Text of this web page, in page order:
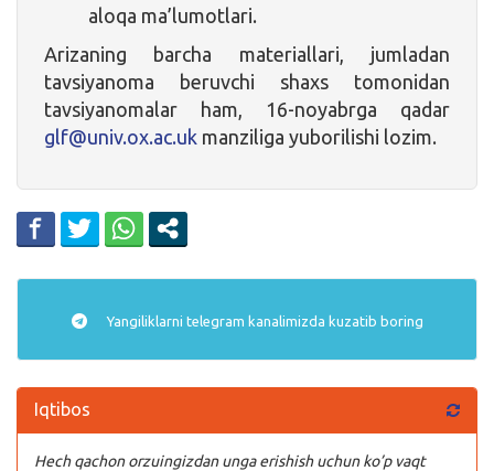
aloqa ma’lumotlari.
Arizaning barcha materiallari, jumladan
tavsiyanoma beruvchi shaxs tomonidan
tavsiyanomalar ham, 16-noyabrga qadar
glf@univ.ox.ac.uk manziliga yuborilishi lozim.
Yangiliklarni telegram kanalimizda kuzatib boring
Iqtibos
Hech qachon orzuingizdan unga erishish uchun ko’p vaqt